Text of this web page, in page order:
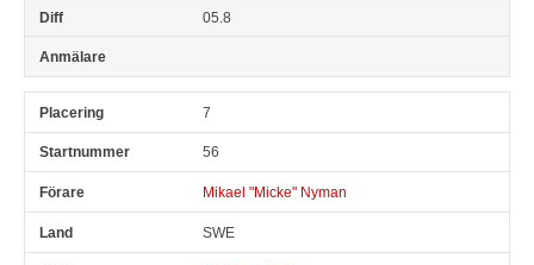
05.8
7
56
Mikael "Micke" Nyman
SWE